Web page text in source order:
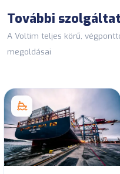
További
A Voltim teljes körű,
megoldásai